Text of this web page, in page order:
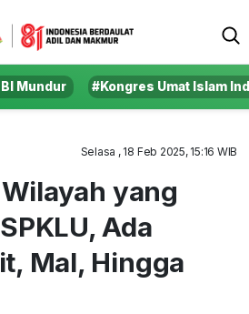
Mundur #Kongres Umat Islam
Selasa , 18 Feb 2025, 15:16 WIB
yang
Ada
Mal, Hingga